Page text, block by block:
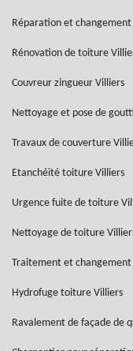
Réparation et
Rénovation de toiture
Couvreur zingueur Villiers
Nettoyage et pose de
Travaux de couverture
Etanchéité toiture Villiers
Urgence fuite de toiture
Nettoyage de toiture
Traitement et
Hydrofuge toiture Villiers
Ravalement de façade de